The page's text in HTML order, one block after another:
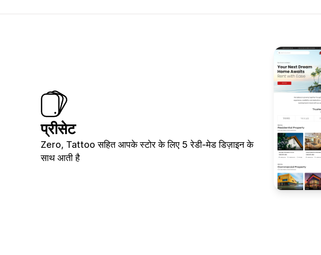
प्रीसेट
Zero, Tattoo सहित आपके स्टोर के लिए 5 रेडी-मेड डिज़ाइन के
साथ आती है